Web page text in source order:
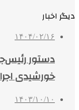
دیگر اخبار
۱۴۰۴/۰۲/۱۶
دستور
خورشیدی
۱۴۰۳/۱۰/۱۰